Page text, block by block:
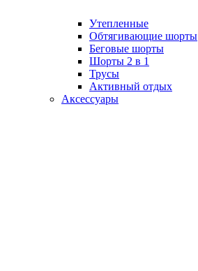
Утепленные
Обтягивающие шорты
Беговые шорты
Шорты 2 в 1
Трусы
Активный отдых
Аксессуары